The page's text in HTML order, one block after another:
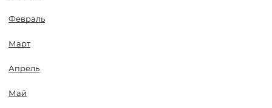
Февраль
Март
Апрель
Май